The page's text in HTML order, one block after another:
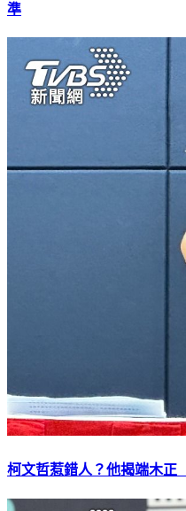
準
柯文哲惹錯人？他揭端木正